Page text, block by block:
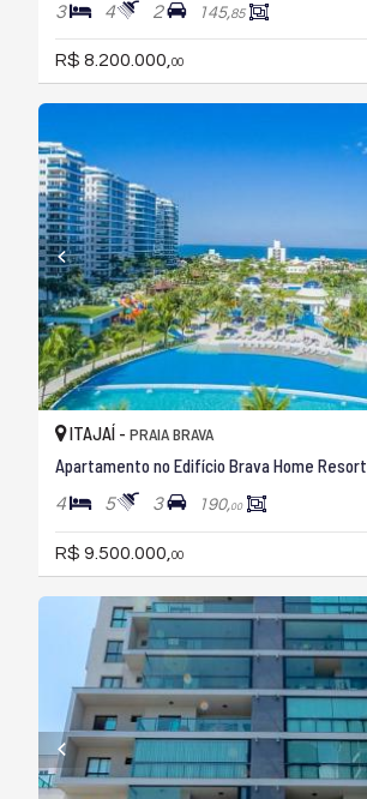
3 4 2 145,85
R$ 8.200.000, 00
ITAJAÍ - PRAIA BRAVA
Apartamento no Edifício Brava Home Resort
4 5 3 190,00
R$ 9.500.000, 00